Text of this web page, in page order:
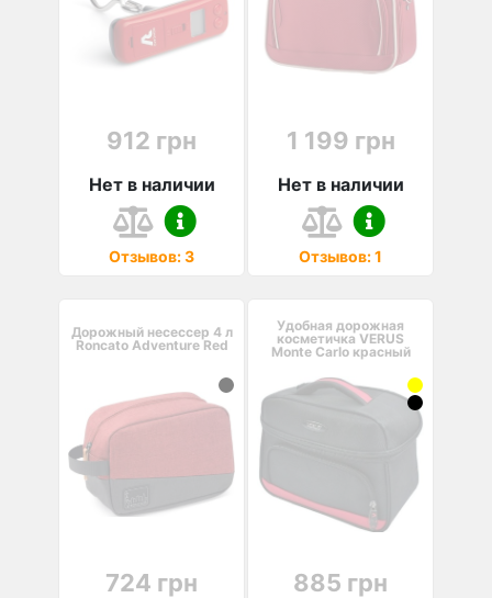
912 грн
Нет в наличии
Отзывов: 3
1 199 грн
Нет в наличии
Отзывов: 1
Дорожный несессер 4 л
Roncato Adventure Red
724 грн
Удобная дорожная
косметичка VERUS
Monte Carlo красный
885 грн